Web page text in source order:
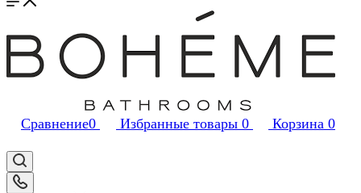
Сравнение0 Избранные товары 0 Корзина 0